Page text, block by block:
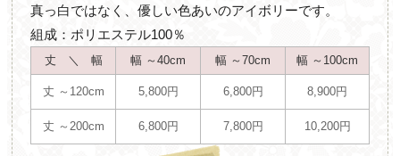
真っ白ではなく、優しい色あいのアイボリーです。
組成：ポリエステル100％
丈 ＼ 幅 幅 ～40cm 幅 ～70cm 幅 ～100cm
丈 ～120cm 5,800円 6,800円 8,900円
丈 ～200cm 6,800円 7,800円 10,200円